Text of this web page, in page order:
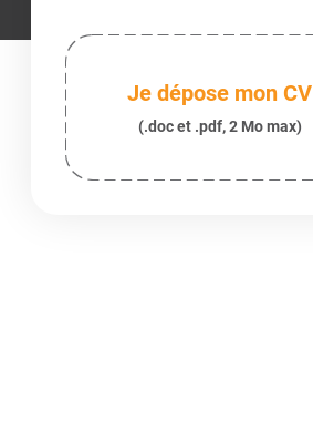
Je dépose mon CV
(.doc et .pdf, 2 Mo max)